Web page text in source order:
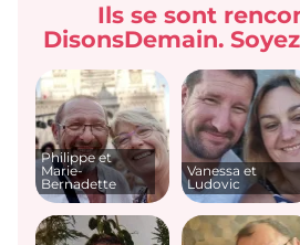
Ils se sont
DisonsDemain.
Philippe et
Marie-
Bernadette
Vanessa et
Ludovic